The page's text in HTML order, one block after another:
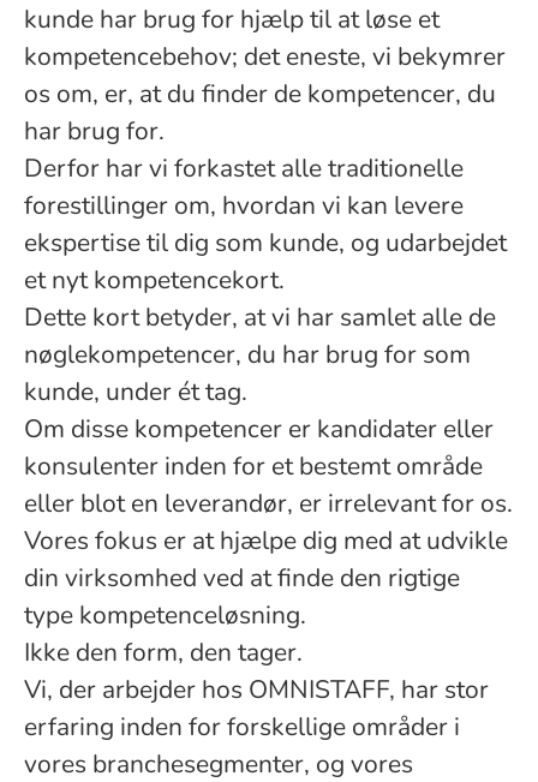
kunde har brug for hjælp til at løse et
kompetencebehov; det eneste, vi bekymrer
os om, er, at du finder de kompetencer, du
har brug for.
Derfor har vi forkastet alle traditionelle
forestillinger om, hvordan vi kan levere
ekspertise til dig som kunde, og udarbejdet
et nyt kompetencekort.
Dette kort betyder, at vi har samlet alle de
nøglekompetencer, du har brug for som
kunde, under ét tag.
Om disse kompetencer er kandidater eller
konsulenter inden for et bestemt område
eller blot en leverandør, er irrelevant for os.
Vores fokus er at hjælpe dig med at udvikle
din virksomhed ved at finde den rigtige
type kompetenceløsning.
Ikke den form, den tager.
Vi, der arbejder hos OMNISTAFF, har stor
erfaring inden for forskellige områder i
vores branchesegmenter, og vores